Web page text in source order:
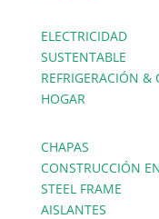
ELECTRICIDAD
SUSTENTABLE
REFRIGERACIÓN &
HOGAR
CHAPAS
CONSTRUCCIÓN
STEEL FRAME
AISLANTES